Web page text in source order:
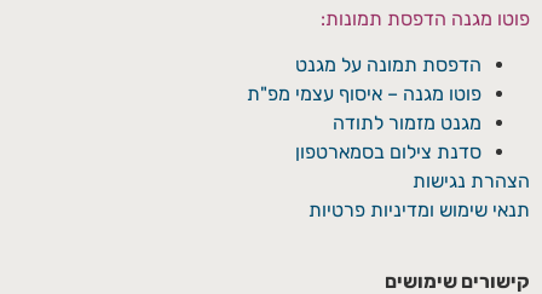
פוטו מגנה הדפסת תמונות:
הדפסת תמונה על מגנט
פוטו מגנה – איסוף עצמי מפ"ת
מגנט מזמור לתודה
סדנת צילום בסמארטפון
הצהרת נגישות
תנאי שימוש ומדיניות פרטיות
קישורים שימושים